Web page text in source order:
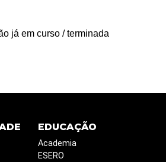
já em curso / terminada
EDUCAÇÃO
Academia
ESERO